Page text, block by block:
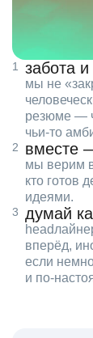
забота
мы не
резюме —
чьи‑то
вместе
мы верим
кто готов
идеями.
думай
вперёд,
если
и